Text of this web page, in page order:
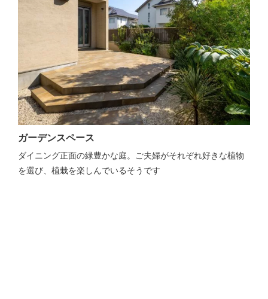
ガーデンスペース
ダイニング正面の緑豊かな庭。ご夫婦がそれぞれ好きな植物
を選び、植栽を楽しんでいるそうです